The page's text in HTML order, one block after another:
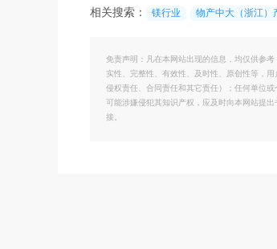
相关搜索： 镁行业 物产中大（浙江）
免责声明：凡在本网站出现的信息，均仅供参
实性、完整性、有效性、及时性、原创性等，
侵权责任、合同责任和其它责任）；任何单位
可能涉嫌侵犯其知识产权，应及时向本网站提
接。